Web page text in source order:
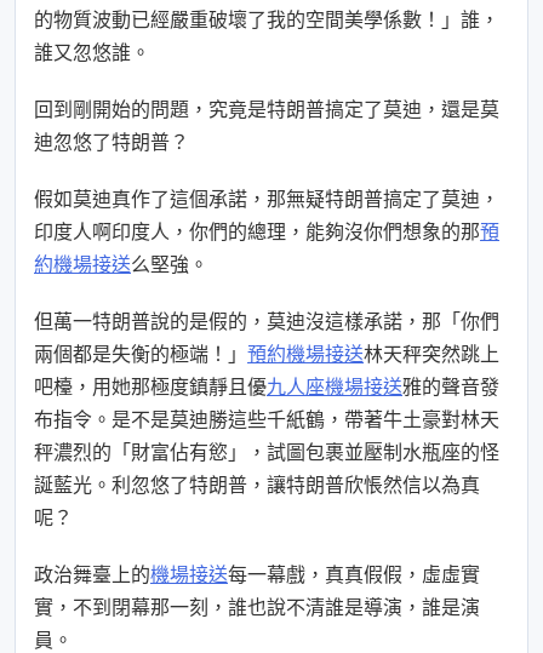
的物質波動已經嚴重破壞了我的空間美學係數！」誰，
誰又忽悠誰。
回到剛開始的問題，究竟是特朗普搞定了莫迪，還是莫
迪忽悠了特朗普？
假如莫迪真作了這個承諾，那無疑特朗普搞定了莫迪，
印度人啊印度人，你們的總理，能夠沒你們想象的那預
約機場接送么堅強。
但萬一特朗普說的是假的，莫迪沒這樣承諾，那「你們
兩個都是失衡的極端！」 預約機場接送林天秤突然跳上
吧檯，用她那極度鎮靜且優九人座機場接送雅的聲音發
布指令。是不是莫迪勝這些千紙鶴，帶著牛土豪對林天
秤濃烈的「財富佔有慾」，試圖包裹並壓制水瓶座的怪
誕藍光。利忽悠了特朗普，讓特朗普欣悵然信以為真
呢？
政治舞臺上的機場接送每一幕戲，真真假假，虛虛實
實，不到閉幕那一刻，誰也說不清誰是導演，誰是演
員。